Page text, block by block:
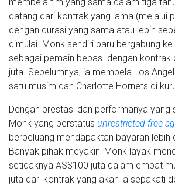
membela tim yang sama dalam tiga
datang dari kontrak yang lama (melalui
dengan durasi yang sama atau lebih
dimulai. Monk sendiri baru bergabung
sebagai pemain bebas. dengan kontrak
juta. Sebelumnya, ia membela Los
satu musim dan Charlotte Hornets di
Dengan prestasi dan performanya yang
Monk yang berstatus unrestricted free
berpeluang mendapaktan bayaran lebih
Banyak pihak meyakini Monk layak
setidaknya AS$100 juta dalam empat
juta dari kontrak yang akan ia sepakati